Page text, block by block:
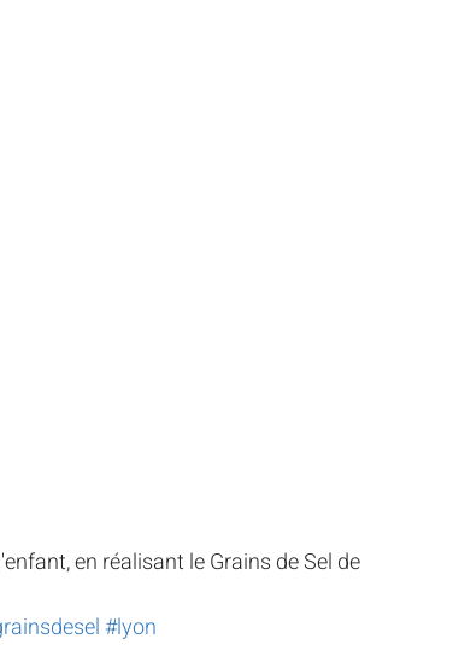
en réalisant le Grains de Sel de
#lyon